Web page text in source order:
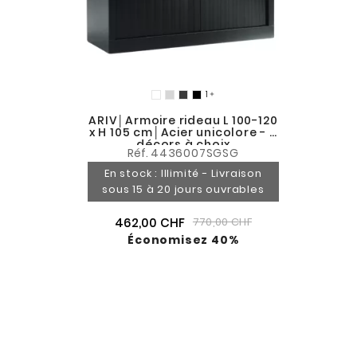

ARIV│Armoire rideau L 100-120
x H 105 cm│Acier unicolore - 5
décors à choix
Réf. 4436007SGSG
En stock : Illimité - Livraison
sous 15 à 20 jours ouvrables
462,00 CHF 770,00 CHF
Économisez 40%